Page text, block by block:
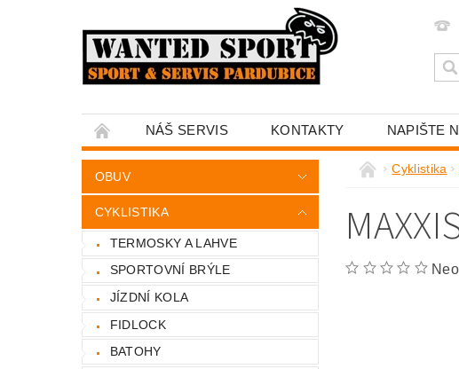
NÁŠ SERVIS KONTAKTY NAPIŠTE
OBUV
CYKLISTIKA
TERMOSKY A LAHVE
SPORTOVNÍ BRÝLE
JÍZDNÍ KOLA
FIDLOCK
BATOHY
Cyklistika